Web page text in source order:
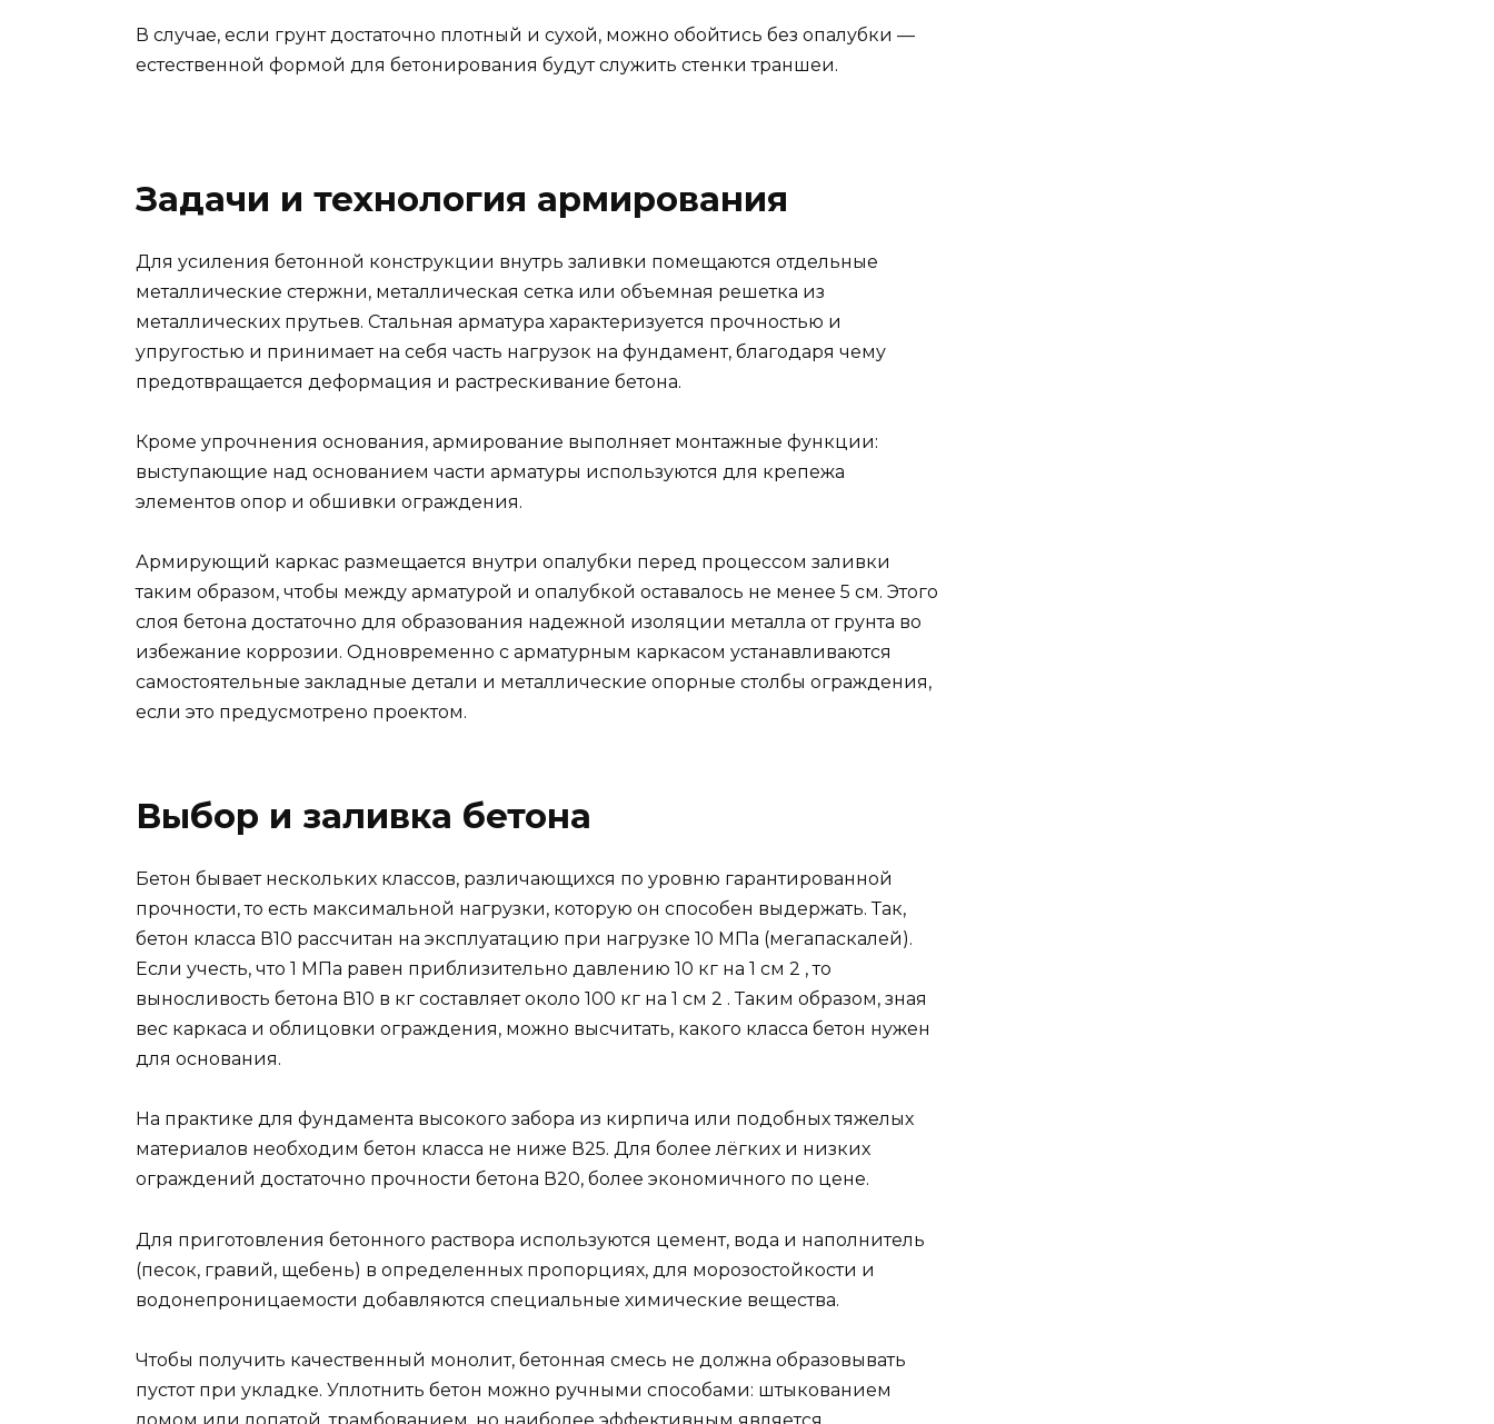
В случае, если грунт достаточно плотный и сухой, можно обойтись без опалубки —
естественной формой для бетонирования будут служить стенки траншеи.
Задачи и технология армирования
Для усиления бетонной конструкции внутрь заливки помещаются отдельные
металлические стержни, металлическая сетка или объемная решетка из
металлических прутьев. Стальная арматура характеризуется прочностью и
упругостью и принимает на себя часть нагрузок на фундамент, благодаря чему
предотвращается деформация и растрескивание бетона.
Кроме упрочнения основания, армирование выполняет монтажные функции:
выступающие над основанием части арматуры используются для крепежа
элементов опор и обшивки ограждения.
Армирующий каркас размещается внутри опалубки перед процессом заливки
таким образом, чтобы между арматурой и опалубкой оставалось не менее 5 см. Этого
слоя бетона достаточно для образования надежной изоляции металла от грунта во
избежание коррозии. Одновременно с арматурным каркасом устанавливаются
самостоятельные закладные детали и металлические опорные столбы ограждения,
если это предусмотрено проектом.
Выбор и заливка бетона
Бетон бывает нескольких классов, различающихся по уровню гарантированной
прочности, то есть максимальной нагрузки, которую он способен выдержать. Так,
бетон класса В10 рассчитан на эксплуатацию при нагрузке 10 МПа (мегапаскалей).
Если учесть, что 1 МПа равен приблизительно давлению 10 кг на 1 см 2 , то
выносливость бетона В10 в кг составляет около 100 кг на 1 см 2 . Таким образом, зная
вес каркаса и облицовки ограждения, можно высчитать, какого класса бетон нужен
для основания.
На практике для фундамента высокого забора из кирпича или подобных тяжелых
материалов необходим бетон класса не ниже В25. Для более лёгких и низких
ограждений достаточно прочности бетона В20, более экономичного по цене.
Для приготовления бетонного раствора используются цемент, вода и наполнитель
(песок, гравий, щебень) в определенных пропорциях, для морозостойкости и
водонепроницаемости добавляются специальные химические вещества.
Чтобы получить качественный монолит, бетонная смесь не должна образовывать
пустот при укладке. Уплотнить бетон можно ручными способами: штыкованием